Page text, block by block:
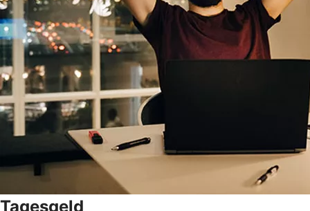
Tagesgeld